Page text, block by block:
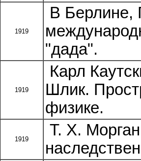
1919
В Берлине,
"дада".
1919
Карл
Шлик.
физике.
1919
Т. Х.